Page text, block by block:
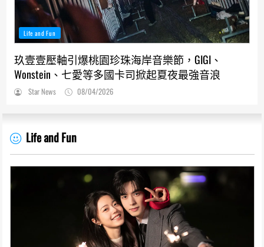
Life and Fun
玖壹壹壓軸引爆桃園珍珠海岸音樂節，GIGI、
Wonstein、七愛等多國卡司掀起夏夜最強音浪
Star News 08/04/2026
Life and Fun